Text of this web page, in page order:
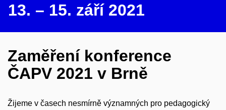
13. – 15. září 2021
Zaměření konference
ČAPV 2021 v Brně
Žijeme v časech nesmírně významných pro pedagogický